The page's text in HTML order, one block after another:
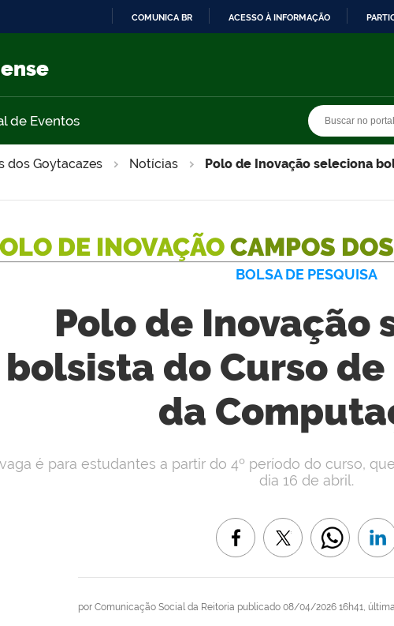
COMUNICA BR ACESSO À INFORMAÇÃO
de Eventos
dos Goytacazes Notícias
Polo de Inovação seleciona
DE INOVAÇÃOCAMPOS
BOLSA DE PESQUISA
Polo de Inovação
bolsista do Curso
da
por Comunicação Social da Reitoria publicado08/04/2026 16h41,
é para estudantes a partir do 4º período do curso,
dia 16 de abril.